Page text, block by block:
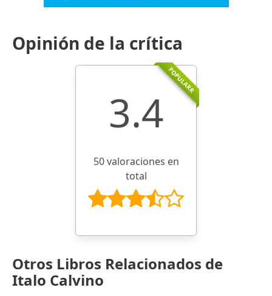
Opinión de la crítica
POPULARR
3.4
50 valoraciones en
total
Otros Libros Relacionados de
Italo Calvino